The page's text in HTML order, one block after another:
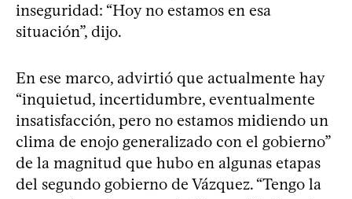
inseguridad: “Hoy no estamos en esa
situación”, dijo.
En ese marco, advirtió que actualmente hay
“inquietud, incertidumbre, eventualmente
insatisfacción, pero no estamos midiendo un
clima de enojo generalizado con el gobierno”
de la magnitud que hubo en algunas etapas
del segundo gobierno de Vázquez. “Tengo la